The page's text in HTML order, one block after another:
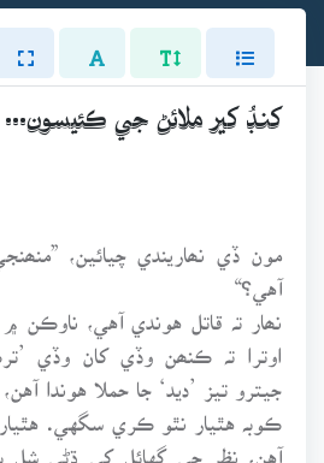
کنڊُ کير ملائڻ جي
مون ڏي نھاريندي چيائين،
آهي؟“
نھار تہ قاتل هوندي آهي، ناوڪن ۾
اوترا تہ ڪنھن وڏي کان وڏي
جيترو تيز ’ديد‘ جا حملا هوندا آهن،
ڪوبہ هٿيار نٿو ڪري سگهي.
آهن، نظر جي گهائل کي ڌڻي شل